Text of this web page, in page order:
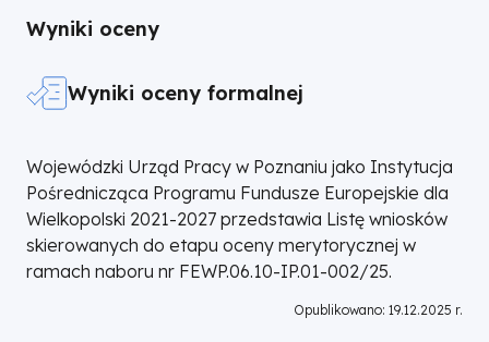
Wielkopolski 2021-2027 informuje, iż
prośbę Wnioskodawców, etapu
negocjacji w naborze nr
zmienione zostały zapisy
Regulaminu wyboru projektów w
rozdz. 2.5 (str.10) oraz rozdz. 3.4
(str.13).
Wyniki oceny
Wyniki oceny formalnej
Wojewódzki Urząd Pracy w Poznaniu jako Instytucja
Pośrednicząca Programu Fundusze Europejskie dla
Wielkopolski 2021-2027 przedstawia Listę wniosków
skierowanych do etapu oceny merytorycznej w
ramach naboru nr FEWP.06.10-IP.01-002/25.
Opublikowano: 19.12.2025 r.